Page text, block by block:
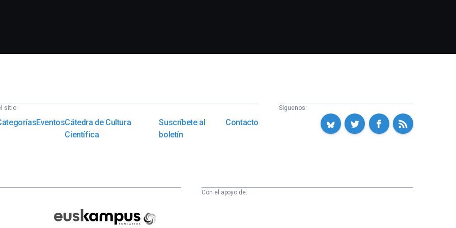
sitio:
EventosCátedra de Cultura
Científica
Suscríbete al
boletín
Contacto
Síguenos:
Fundazioa
Con el apoyo de: